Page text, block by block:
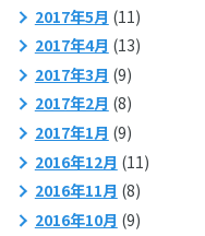
2017年5月 (11)
2017年4月 (13)
2017年3月 (9)
2017年2月 (8)
2017年1月 (9)
2016年12月 (11)
2016年11月 (8)
2016年10月 (9)